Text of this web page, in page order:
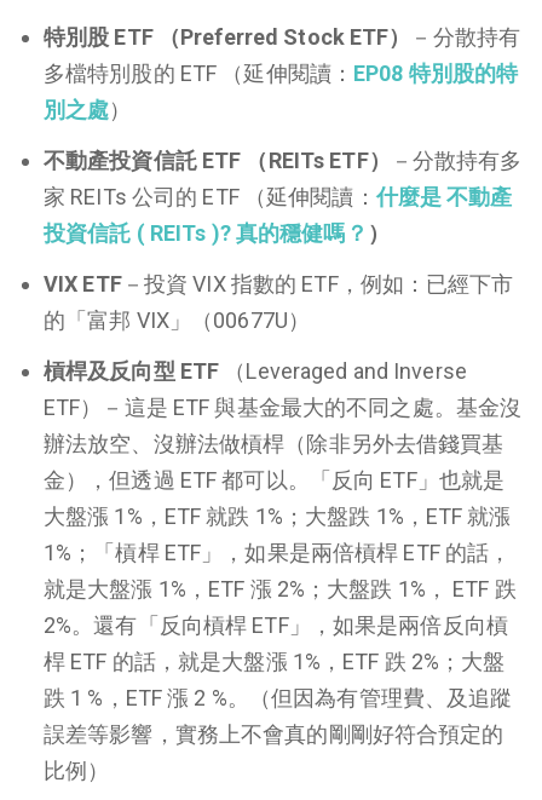
特別股 ETF （Preferred Stock ETF）
－分散持有
多檔特別股的 ETF （延伸閱讀： EP08 特別股的特
別之處）
不動產投資信託 ETF （REITs ETF）
－分散持有多
家 REITs 公司的 ETF （延伸閱讀： 什麼是 不動產
投資信託 ( REITs )? 真的穩健嗎？ ）
VIX ETF－投資 VIX 指數的 ETF，例如：已經下市
的「富邦 VIX」（00677U）
槓桿及反向型 ETF （Leveraged and Inverse
ETF）－ 這是 ETF 與基金最大的不同之處。基金沒
辦法放空、沒辦法做槓桿（除非另外去借錢買基
金），但透過 ETF 都可以。
「反向 ETF」也就是
大盤漲 1%，ETF 就跌 1%；大盤跌 1%，ETF 就漲
1%；
「槓桿 ETF」，如果是兩倍槓桿 ETF 的話，
就是大盤漲 1%，ETF 漲 2%；大盤跌 1%， ETF 跌
2%。還有「反向槓桿 ETF」，如果是兩倍反向槓
桿 ETF 的話，就是大盤漲 1%，ETF 跌 2%；大盤
跌 1 %，ETF 漲 2 %。（但因為有管理費、及追蹤
誤差等影響，實務上不會真的剛剛好符合預定的
比例）